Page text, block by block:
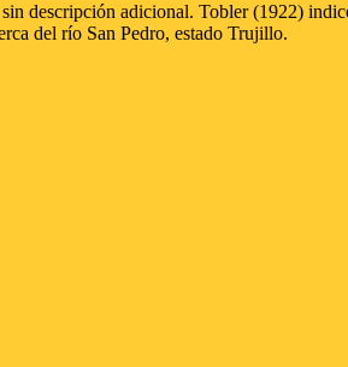
descripción adicional. Tobler (1922)
del río San Pedro, estado Trujillo.